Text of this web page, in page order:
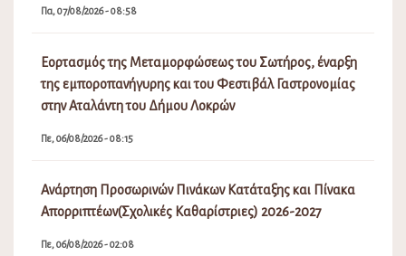
Πα, 07/08/2026 - 08:58
Εορτασμός της Μεταμορφώσεως του Σωτήρος, έναρξη
της εμποροπανήγυρης και του Φεστιβάλ Γαστρονομίας
στην Αταλάντη του Δήμου Λοκρών
Πε, 06/08/2026 - 08:15
Ανάρτηση Προσωρινών Πινάκων Κατάταξης και Πίνακα
Απορριπτέων(Σχολικές Καθαρίστριες) 2026-2027
Πε, 06/08/2026 - 02:08